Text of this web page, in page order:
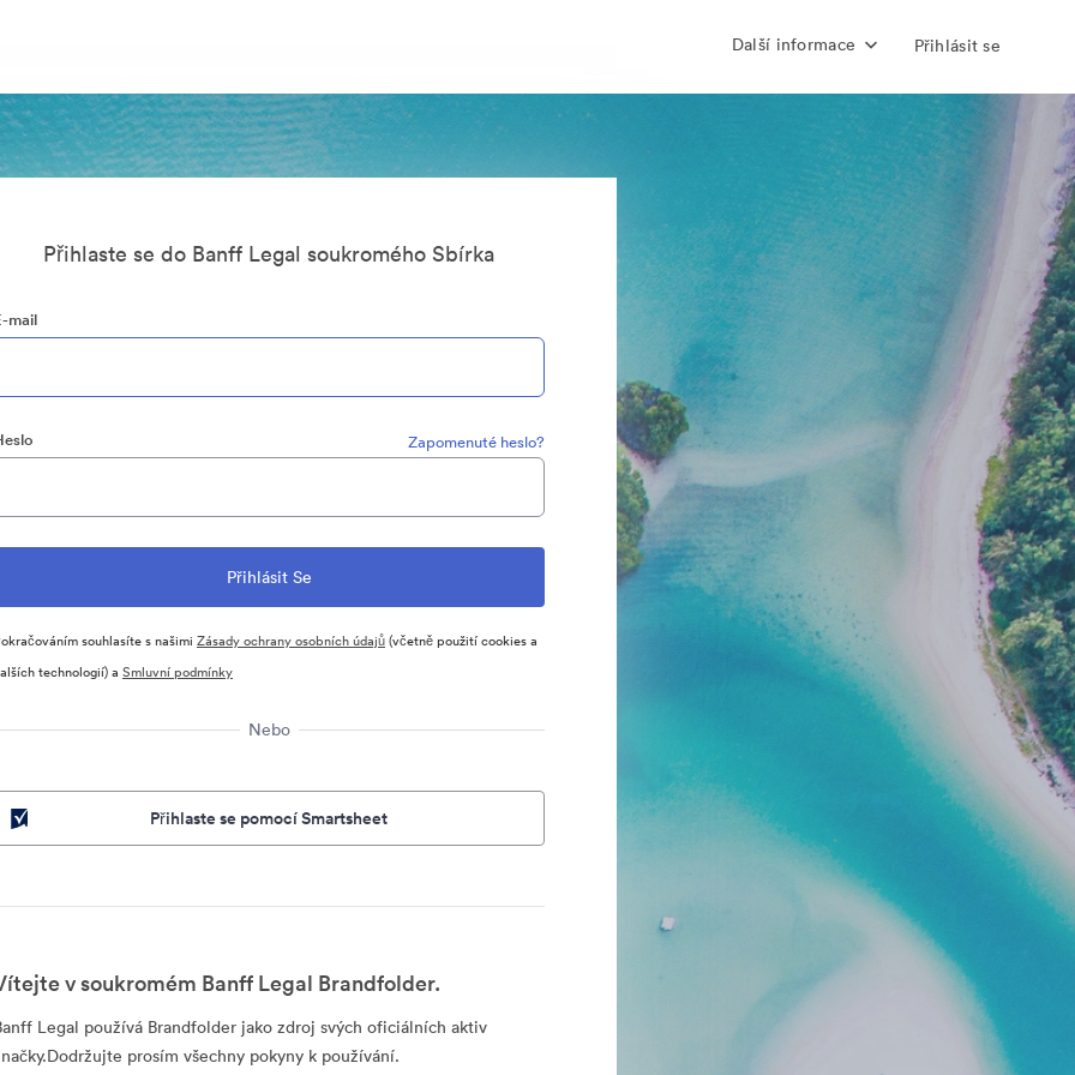
Další informace Přihlásit se
Přihlaste se do Banff Legal soukromého Sbírka
mail
Zapomenuté heslo?
souhlasíte s našimi Zásady ochrany osobních údajů(včetně použití cookies a
technologií) a Smluvní podmínky
Nebo
Přihlaste se pomocí Smartsheet
v soukromém Banff Legal Brandfolder.
Legal používá Brandfolder jako zdroj svých oficiálních aktiv
prosím všechny pokyny k používání.